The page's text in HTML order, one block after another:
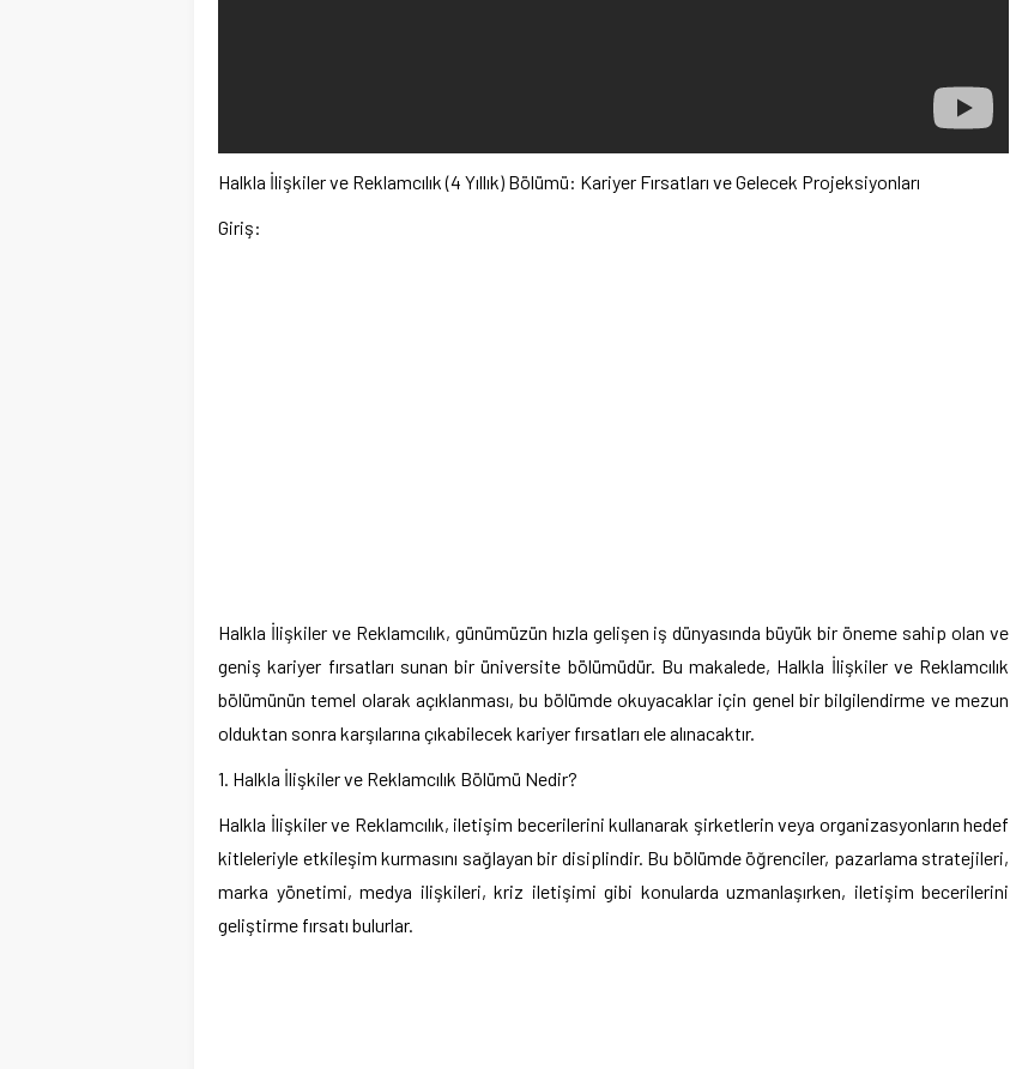
Halkla İlişkiler ve Reklamcılık (4 Yıllık) Bölümü: Kariyer Fırsatları ve Gelecek Projeksiyonları
Giriş:
Halkla İlişkiler ve Reklamcılık, günümüzün hızla gelişen iş dünyasında büyük bir öneme sahip olan ve
geniş kariyer fırsatları sunan bir üniversite bölümüdür. Bu makalede, Halkla İlişkiler ve Reklamcılık
bölümünün temel olarak açıklanması, bu bölümde okuyacaklar için genel bir bilgilendirme ve mezun
olduktan sonra karşılarına çıkabilecek kariyer fırsatları ele alınacaktır.
1. Halkla İlişkiler ve Reklamcılık Bölümü Nedir?
Halkla İlişkiler ve Reklamcılık, iletişim becerilerini kullanarak şirketlerin veya organizasyonların hedef
kitleleriyle etkileşim kurmasını sağlayan bir disiplindir. Bu bölümde öğrenciler, pazarlama stratejileri,
marka yönetimi, medya ilişkileri, kriz iletişimi gibi konularda uzmanlaşırken, iletişim becerilerini
geliştirme fırsatı bulurlar.